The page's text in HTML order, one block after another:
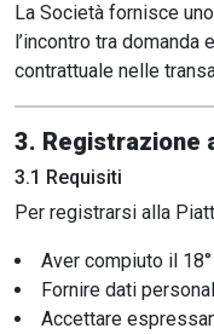
La Società fornisce
l’incontro tra
contrattuale nelle
3. Registrazione
3.1 Requisiti
Per registrarsi alla
Aver compiuto il
Fornire dati
Accettare